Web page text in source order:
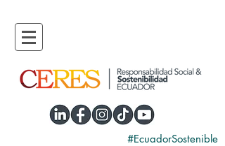
#EcuadorSostenible